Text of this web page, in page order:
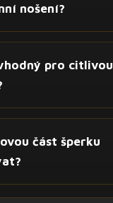
nošení?
pro citlivou
část šperku